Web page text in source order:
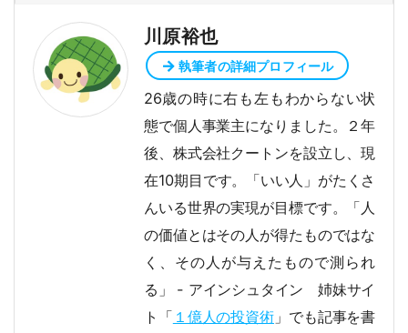
川原裕也
執筆者の詳細プロフィール
26歳の時に右も左もわからない状
態で個人事業主になりました。２年
後、株式会社クートンを設立し、現
在10期目です。「いい人」がたくさ
んいる世界の実現が目標です。「人
の価値とはその人が得たものではな
く、その人が与えたもので測られ
る」 - アインシュタイン 姉妹サイ
ト「 １億人の投資術」でも記事を書